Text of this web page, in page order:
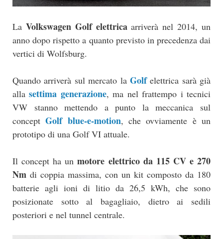
La Volkswagen Golf elettricaarriverà nel 2014, un
anno dopo rispetto a quanto previsto in precedenza dai
vertici di Wolfsburg.
Quando arriverà sul mercato la Golfelettrica sarà già
allasettima generazione, ma nel frattempo i tecnici
VW stanno mettendo a punto la meccanica sul
conceptGolf blue-e-motion, che ovviamente è un
prototipo di una Golf VI attuale.
Il concept ha unmotore elettrico da 115 CV e 270
Nm di coppia massima, con un kit composto da 180
batterie agli ioni di litio da 26,5 kWh, che sono
posizionate sotto al bagagliaio, dietro ai sedili
posteriori e nel tunnel centrale.